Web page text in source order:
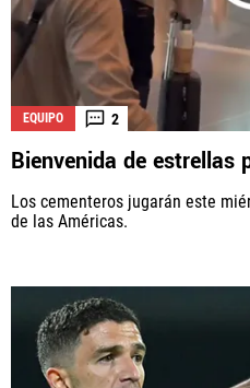
EQUIPO 2
Bienvenida de estrellas
Los cementeros jugarán este
de las Américas.